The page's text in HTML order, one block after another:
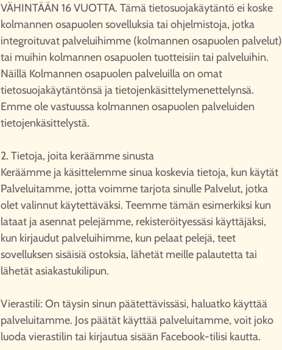
VÄHINTÄÄN 16 VUOTTA. Tämä tietosuojakäytäntö ei koske
kolmannen osapuolen sovelluksia tai ohjelmistoja, jotka
integroituvat palveluihimme (kolmannen osapuolen palvelut)
tai muihin kolmannen osapuolen tuotteisiin tai palveluihin.
Näillä Kolmannen osapuolen palveluilla on omat
tietosuojakäytäntönsä ja tietojenkäsittelymenettelynsä.
Emme ole vastuussa kolmannen osapuolen palveluiden
tietojenkäsittelystä.
2. Tietoja, joita keräämme sinusta
Keräämme ja käsittelemme sinua koskevia tietoja, kun käytät
Palveluitamme, jotta voimme tarjota sinulle Palvelut, jotka
olet valinnut käytettäväksi. Teemme tämän esimerkiksi kun
lataat ja asennat pelejämme, rekisteröityessäsi käyttäjäksi,
kun kirjaudut palveluihimme, kun pelaat pelejä, teet
sovelluksen sisäisiä ostoksia, lähetät meille palautetta tai
lähetät asiakastukilipun.
Vierastili: On täysin sinun päätettävissäsi, haluatko käyttää
palveluitamme. Jos päätät käyttää palveluitamme, voit joko
luoda vierastilin tai kirjautua sisään Facebook-tilisi kautta.